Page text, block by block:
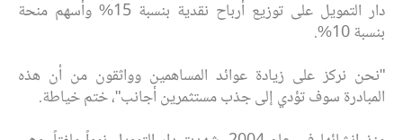
دار التمويل على توزيع ‏أرباح نقدية بنسبة 15% وأسهم ‏منحة
بنسبة 10‏‎%‎‏.‏
"نحن نركز على زيادة عوائد المساهمين وواثقون من أن هذه
المبادرة سوف تؤدي إلى جذب ‏مستثمرين أجانب"، ختم خياطة.‏